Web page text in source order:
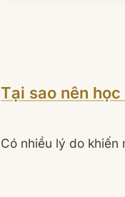
Tại sao nên
Có nhiều lý do